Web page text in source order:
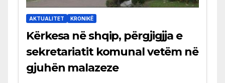
AKTUALITET KRONIKË
Kërkesa në shqip, përgjigjja e
sekretariatit komunal vetëm në
gjuhën malazeze